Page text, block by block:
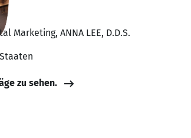
Marketing, ANNA LEE, D.D.S.
zu sehen.